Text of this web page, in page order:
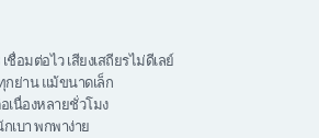
ชื่อมต่อไว เสียงเสถียรไม่ดีเลย์
กย่าน แม้ขนาดเล็ก
เนื่องหลายชั่วโมง
บา พกพาง่าย